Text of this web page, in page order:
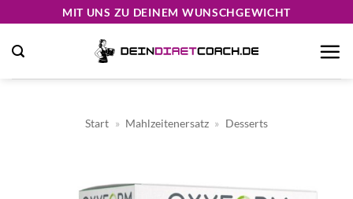
springen
MIT UNS ZU DEINEM WUNSCHGEWICHT
Start » Mahlzeitenersatz » Desserts